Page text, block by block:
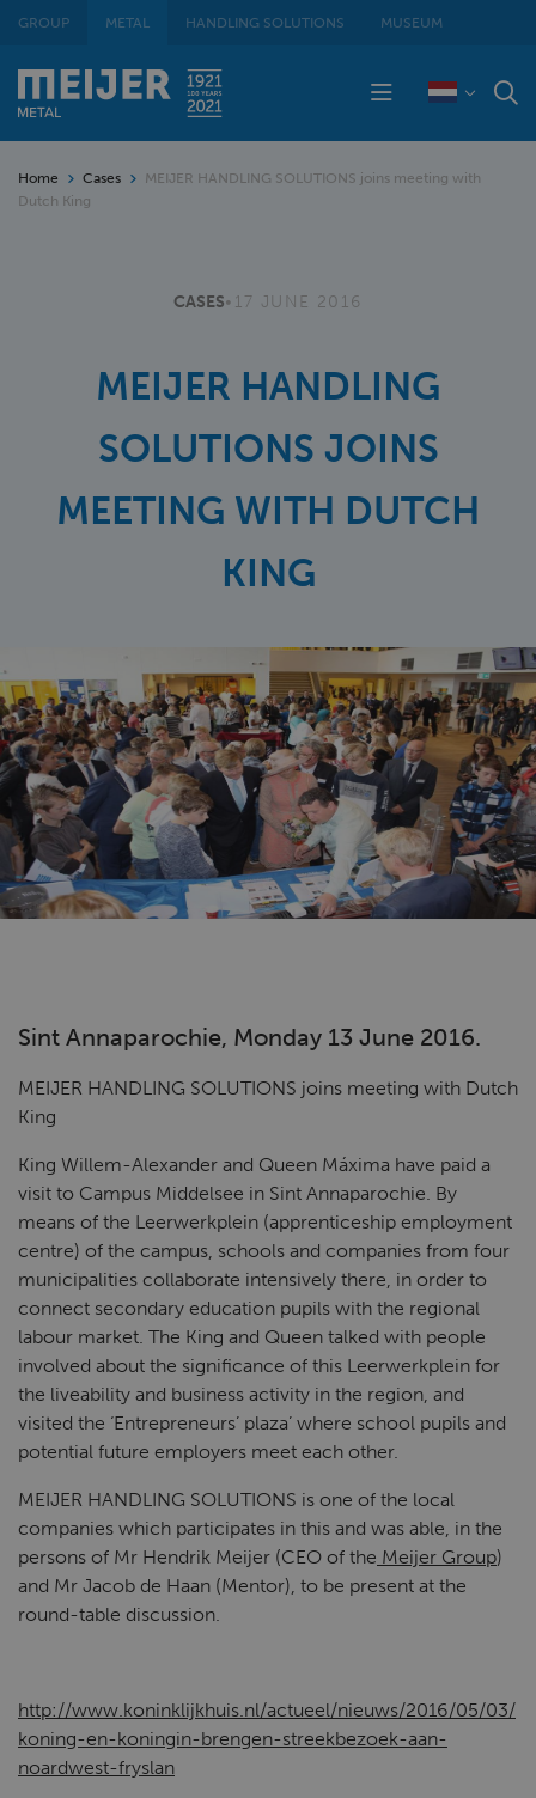
GROUP METAL HANDLING SOLUTIONS MUSEUM
Home Cases
MEIJER HANDLING SOLUTIONS joins meeting with
Dutch King
CASES• 17 JUNE 2016
MEIJER HANDLING
SOLUTIONS JOINS
MEETING WITH DUTCH
KING
Sint Annaparochie, Monday 13 June 2016.
MEIJER HANDLING SOLUTIONS joins meeting with Dutch
King
King Willem-Alexander and Queen Máxima have paid a
visit to Campus Middelsee in Sint Annaparochie. By
means of the Leerwerkplein (apprenticeship employment
centre) of the campus, schools and companies from four
municipalities collaborate intensively there, in order to
connect secondary education pupils with the regional
labour market. The King and Queen talked with people
involved about the significance of this Leerwerkplein for
the liveability and business activity in the region, and
visited the ‘Entrepreneurs’ plaza’ where school pupils and
potential future employers meet each other.
MEIJER HANDLING SOLUTIONS is one of the local
companies which participates in this and was able, in the
persons of Mr Hendrik Meijer (CEO of the Meijer Group)
and Mr Jacob de Haan (Mentor), to be present at the
round-table discussion.
http://www.koninklijkhuis.nl/actueel/nieuws/2016/05/03/
koning-en-koningin-brengen-streekbezoek-aan-
noardwest-fryslan